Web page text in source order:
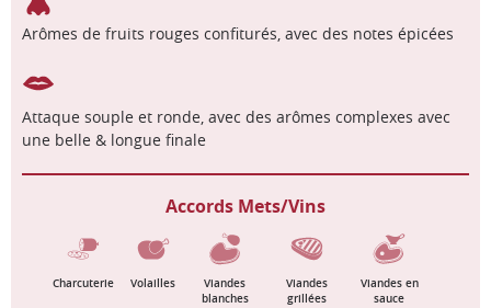
Arômes de fruits rouges confiturés, avec des notes épicées
Attaque souple et ronde, avec des arômes complexes avec
une belle & longue finale
Accords Mets/Vins
Charcuterie Volailles
Viandes
blanches
Viandes
grillées
Viandes en
sauce